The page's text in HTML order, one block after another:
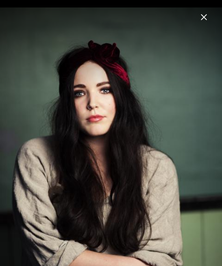
Menu
Miriam Bryant
News Videos
Miriam Bryant - Pressebilder 2013